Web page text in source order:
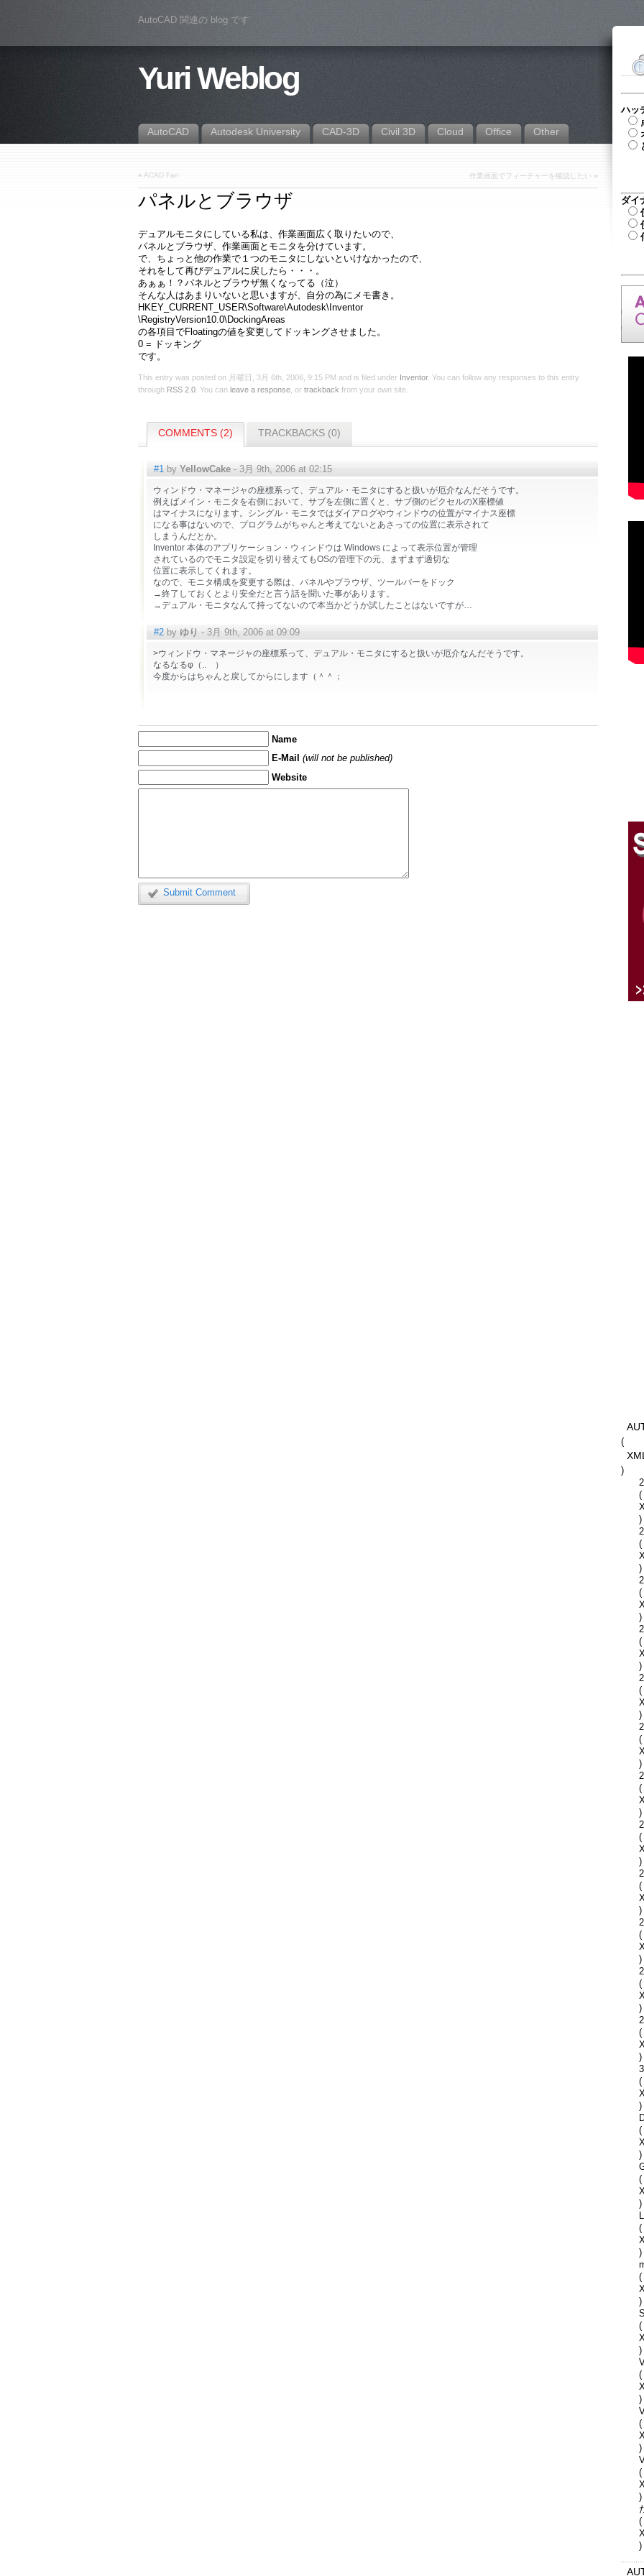
AutoCAD 関連の blog です
Yuri Weblog
AutoCAD Autodesk University CAD-3D Civil 3D Cloud Office Other
« ACAD Fan 作業画面でフィーチャーを確認したい »
パネルとブラウザ
デュアルモニタにしている私は、作業画面広く取りたいので、
パネルとブラウザ、作業画面とモニタを分けています。
で、ちょっと他の作業で１つのモニタにしないといけなかったので、
それをして再びデュアルに戻したら・・・。
あぁぁ！？パネルとブラウザ無くなってる（泣）
そんな人はあまりいないと思いますが、自分の為にメモ書き。
HKEY_CURRENT_USER\Software\Autodesk\Inventor
\RegistryVersion10.0\DockingAreas
の各項目でFloatingの値を変更してドッキングさせました。
0 = ドッキング
です。
This entry was posted on 月曜日, 3月 6th, 2006, 9:15 PM and is filed under Inventor. You can follow any responses to this entry
through RSS 2.0 . You can leave a response , or trackback from your own site.
COMMENTS (2) TRACKBACKS (0)
#1 by YellowCake - 3月 9th, 2006 at 02:15
ウィンドウ・マネージャの座標系って、デュアル・モニタにすると扱いが厄介なんだそうです。
例えばメイン・モニタを右側において、サブを左側に置くと、サブ側のピクセルのX座標値
はマイナスになります。シングル・モニタではダイアログやウィンドウの位置がマイナス座標
になる事はないので、プログラムがちゃんと考えてないとあさっての位置に表示されて
しまうんだとか。
Inventor 本体のアプリケーション・ウィンドウは Windows によって表示位置が管理
されているのでモニタ設定を切り替えてもOSの管理下の元、まずまず適切な
位置に表示してくれます。
なので、モニタ構成を変更する際は、パネルやブラウザ、ツールバーをドック
→終了しておくとより安全だと言う話を聞いた事があります。
→デュアル・モニタなんて持ってないので本当かどうか試したことはないですが…
#2 by ゆり - 3月 9th, 2006 at 09:09
>ウィンドウ・マネージャの座標系って、デュアル・モニタにすると扱いが厄介なんだそうです。
なるなるφ（.. ）
今度からはちゃんと戻してからにします（＾＾；
Name
E-Mail(will not be published)
Website
Submit Comment
ハッ
ダイ
(
XML
)
(
)
(
)
(
)
(
)
(
)
(
)
(
)
(
)
(
)
(
)
(
)
(
)
(
)
(
)
(
)
(
)
(
)
(
)
(
)
(
)
(
)
(
)